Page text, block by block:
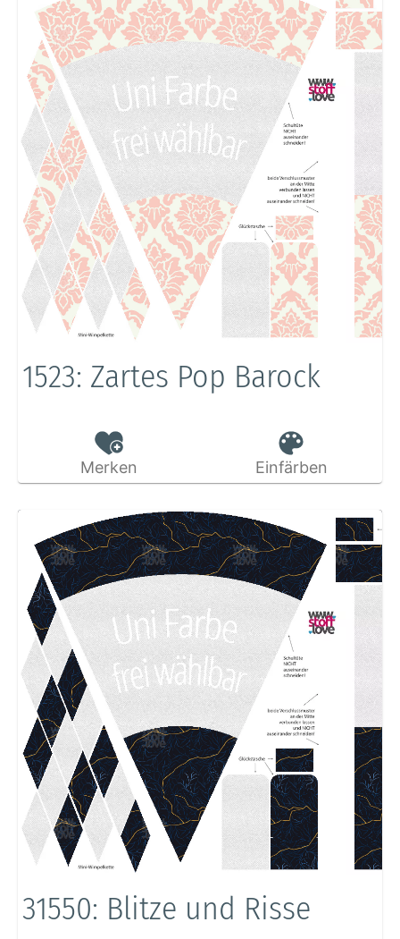
1523: Zartes Pop Barock
Merken Einfärben
31550: Blitze und Risse